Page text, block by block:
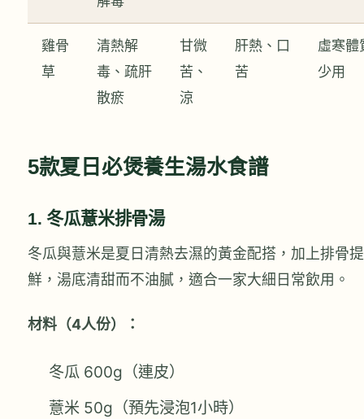
雞骨
草
清熱解
毒、疏肝
散瘀
甘微
苦、
涼
肝熱、口
苦
虛寒體
少用
5款夏日必煲養生湯水食譜
1. 冬瓜薏米排骨湯
冬瓜與薏米是夏日清熱去濕的黃金配搭，加上排骨提
鮮，湯底清甜而不油膩，適合一家大細日常飲用。
材料（4人份）：
冬瓜 600g（連皮）
薏米 50g（預先浸泡1小時）